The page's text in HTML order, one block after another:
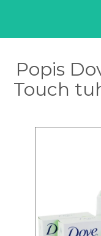
Popis
Touch